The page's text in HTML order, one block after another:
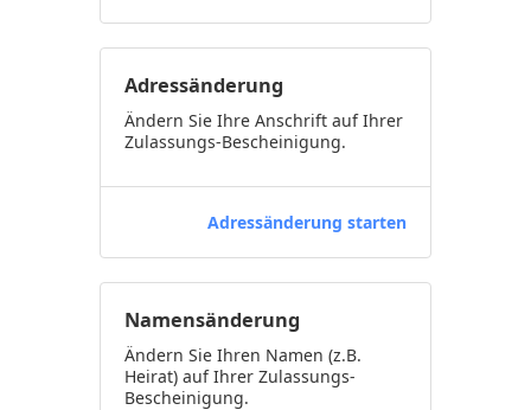
Adressänderung
Ändern Sie Ihre Anschrift auf Ihrer
Zulassungs-Bescheinigung.
Adressänderung starten
Namensänderung
Ändern Sie Ihren Namen (z.B.
Heirat) auf Ihrer Zulassungs-
Bescheinigung.